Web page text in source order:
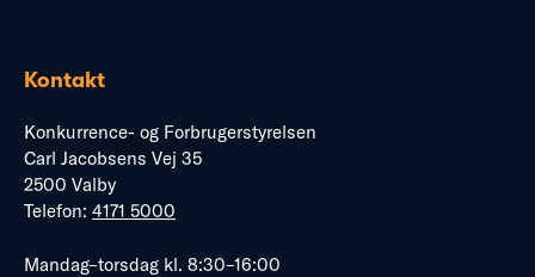
Kontakt
Konkurrence- og Forbrugerstyrelsen
Carl Jacobsens Vej 35
2500 Valby
Telefon: 4171 5000
Mandag–torsdag kl. 8:30–16:00